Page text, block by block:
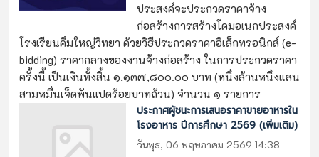
ประสงค์จะประกวดราคาจ้าง
ก่อสร้างการสร้างโดมอเนกประสงค์
โรงเรียนคึมใหญ่วิทยา ด้วยวิธีประกวดราคาอิเล็กทรอนิกส์ (e-
bidding) ราคากลางของงานจ้างก่อสร้าง ในการประกวดราคา
ครั้งนี้ เป็นเงินทั้งสิ้น ๑,๑๓๗,๘๐๐.๐๐ บาท (หนึ่งล้านหนึ่งแสน
สามหมื่นเจ็ดพันแปดร้อยบาทถ้วน) จำนวน ๑ รายการ
ประกาศผู้ชนะการเสนอราคาขายอาหารใน
โรงอาหาร ปีการศึกษา 2569 (เพิ่มเติม)
วันพุธ, 06 พฤษภาคม 2569 14:38